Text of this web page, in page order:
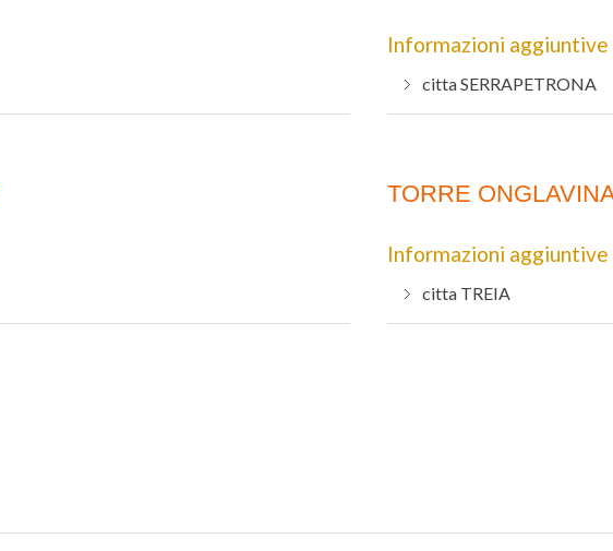
Informazioni aggiuntive
cittaSERRAPETRONA
TORRE
Informazioni aggiuntive
citta TREIA